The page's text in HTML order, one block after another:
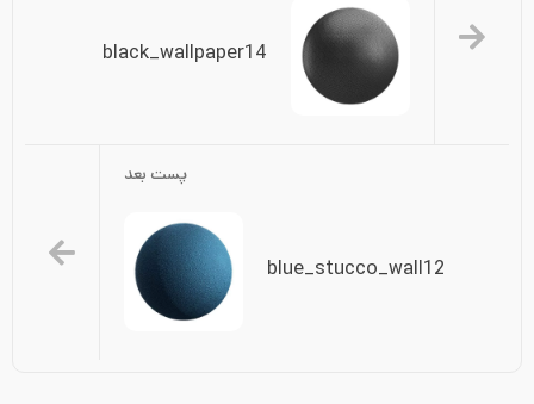
black_wallpaper14
پست بعد
blue_stucco_wall12